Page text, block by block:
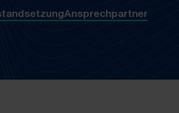
Ansprechpartner